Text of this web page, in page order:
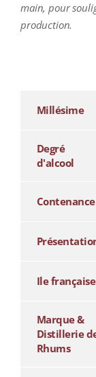
main, pour
production.
Millésime
Degré
d'alcool
Contenance
Ile française
Marque &
Distillerie
Rhums